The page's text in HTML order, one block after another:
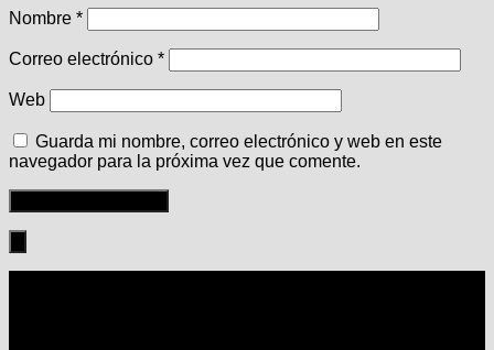
Nombre *
Correo electrónico *
Web
Guarda mi nombre, correo electrónico y web en este
navegador para la próxima vez que comente.